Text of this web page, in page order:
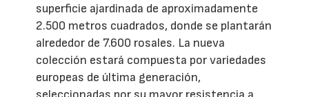
superficie ajardinada de aproximadamente
2.500 metros cuadrados, donde se plantarán
alrededor de 7.600 rosales. La nueva
colección estará compuesta por variedades
europeas de última generación,